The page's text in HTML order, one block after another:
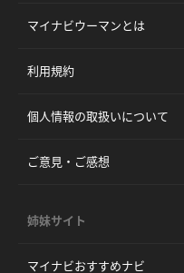
マイナビウーマンとは
利用規約
個人情報の取扱いについて
ご意見・ご感想
姉妹サイト
マイナビおすすめナビ